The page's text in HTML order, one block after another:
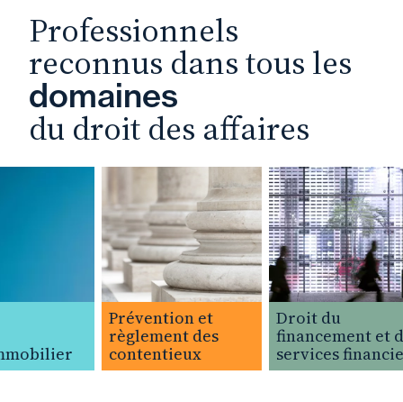
Professionnels
reconnus dans tous les
domaines
du droit des affaires
Prévention et
règlement des
contentieux
Droit du
financement et
services